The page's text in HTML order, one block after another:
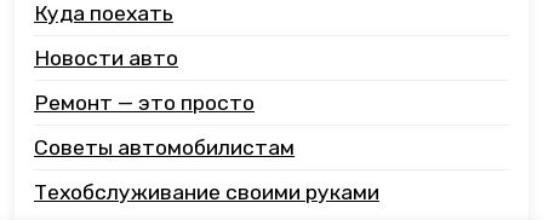
Куда поехать
Новости авто
Ремонт — это просто
Советы автомобилистам
Техобслуживание своими руками